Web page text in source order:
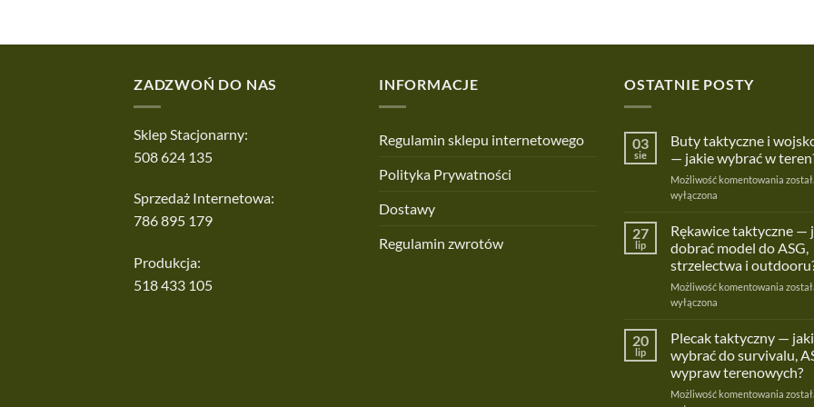
ZADZWOŃ DO NAS
Sklep Stacjonarny:
508 624 135
Sprzedaż Internetowa:
786 895 179
Produkcja:
518 433 105
INFORMACJE
Regulamin sklepu internetowego
Polityka Prywatności
Dostawy
Regulamin zwrotów
OSTATNIE POSTY
03
sie
Buty taktyczne i
— jakie wybrać w
Możliwość komentowania Buty
—
jakie
wybrać
w
wyłączona
27
lip
Rękawice taktyczne —
dobrać model do ASG,
strzelectwa i
Możliwość komentowania
jak
dobrać
model
do
ASG,
wyłączona
20
lip
Plecak taktyczny — jaki
wybrać do survivalu,
wypraw terenowych?
Możliwość komentowania Plecak